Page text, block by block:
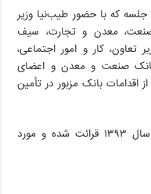
جلسه که با حضور طیب‌نیا وزیر
صنعت، معدن و تجارت، سیف
کار و امور اجتماعی،
صنعت و معدن و اعضای
اقدامات بانک مزبور در تأمین
در این جلسه گزارشی از عملکرد بانک در سال ۱۳۹۳ قرائت شده و مورد